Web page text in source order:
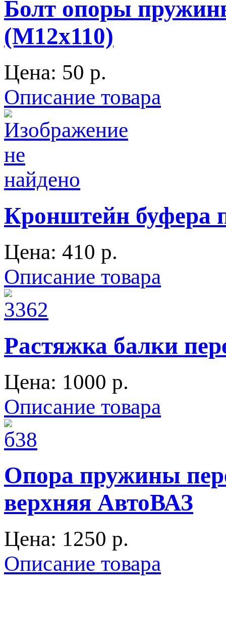
Болт опоры
(М12х110)
Цена: 50 p.
Описание товара
Кронштейн буфера
Цена: 410 p.
Описание товара
Растяжка балки
Цена: 1000 p.
Описание товара
Опора пружины
верхняя АвтоВАЗ
Цена: 1250 p.
Описание товара